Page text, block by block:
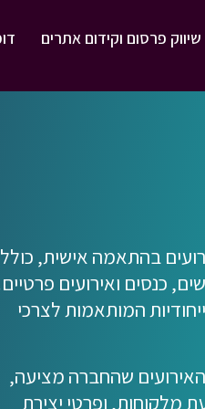
שיווק פרסום וקידום אתרים
בהתאמה אישית, כולל
כנסים ואירועים
המותאמות לצרכי
שהחברה מציעה,
מלקוחות, ופרטי יצירת